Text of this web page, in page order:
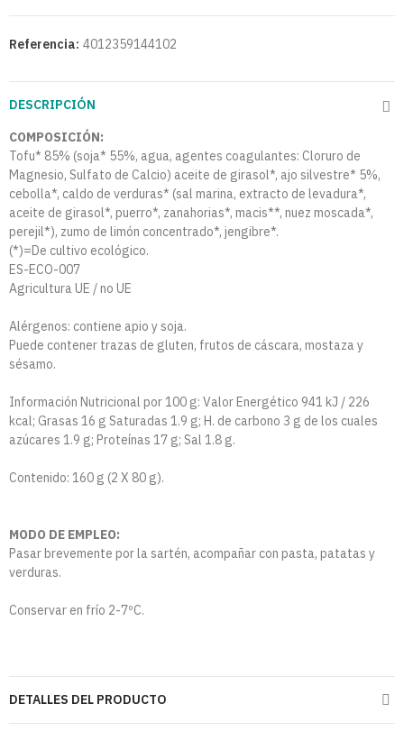
Referencia: 4012359144102
DESCRIPCIÓN
COMPOSICIÓN:
Tofu* 85% (soja* 55%, agua, agentes coagulantes: Cloruro de
Magnesio, Sulfato de Calcio) aceite de girasol*, ajo silvestre* 5%,
cebolla*, caldo de verduras* (sal marina, extracto de levadura*,
aceite de girasol*, puerro*, zanahorias*, macis**, nuez moscada*,
perejil*), zumo de limón concentrado*, jengibre*.
(*)=De cultivo ecológico.
ES-ECO-007
Agricultura UE / no UE
Alérgenos: contiene apio y soja.
Puede contener trazas de gluten, frutos de cáscara, mostaza y
sésamo.
Información Nutricional por 100 g: Valor Energético 941 kJ / 226
kcal; Grasas 16 g Saturadas 1.9 g; H. de carbono 3 g de los cuales
azúcares 1.9 g; Proteínas 17 g; Sal 1.8 g.
Contenido: 160 g (2 X 80 g).
MODO DE EMPLEO:
Pasar brevemente por la sartén, acompañar con pasta, patatas y
verduras.
Conservar en frío 2-7ºC.
DETALLES DEL PRODUCTO